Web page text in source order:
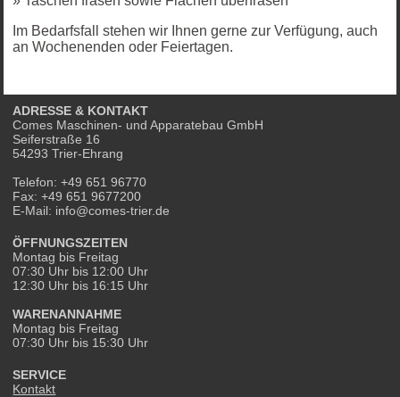
Im Bedarfsfall stehen wir Ihnen gerne zur Verfügung, auch
an Wochenenden oder Feiertagen.
ADRESSE & KONTAKT
Comes Maschinen- und Apparatebau GmbH
Seiferstraße 16
54293 Trier-Ehrang
Telefon: +49 651 96770
Fax: +49 651 9677200
E-Mail: info@comes-trier.de
ÖFFNUNGSZEITEN
Montag bis Freitag
07:30 Uhr bis 12:00 Uhr
12:30 Uhr bis 16:15 Uhr
WARENANNAHME
Montag bis Freitag
07:30 Uhr bis 15:30 Uhr
SERVICE
Kontakt